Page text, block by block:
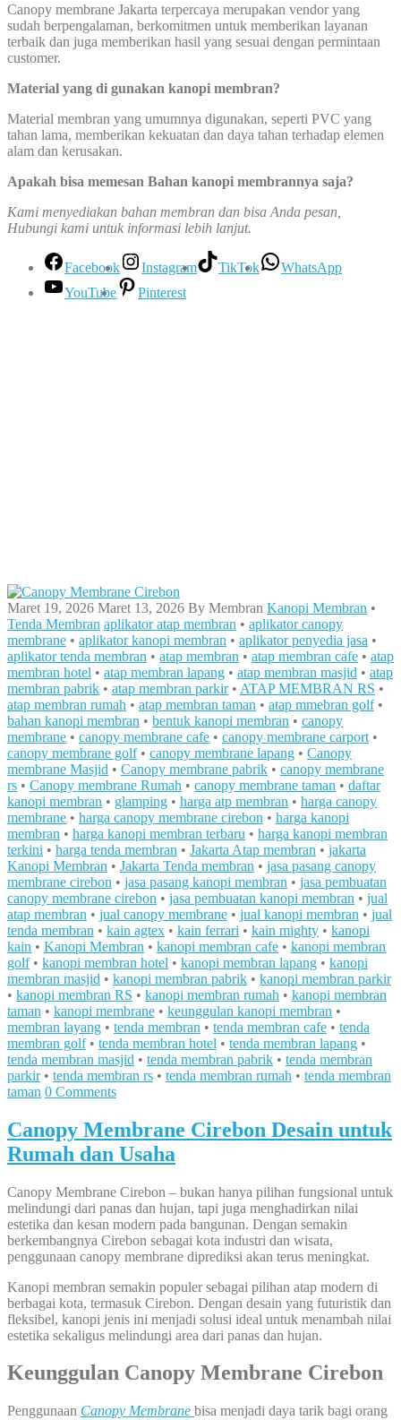
Canopy membrane Jakarta terpercaya merupakan vendor yang
sudah berpengalaman, berkomitmen untuk memberikan layanan
terbaik dan juga memberikan hasil yang sesuai dengan permintaan
customer.
Material yang di gunakan kanopi membran?
Material membran yang umumnya digunakan, seperti PVC yang
tahan lama, memberikan kekuatan dan daya tahan terhadap elemen
alam dan kerusakan.
Apakah bisa memesan Bahan kanopi membrannya saja?
Kami menyediakan bahan membran dan bisa Anda pesan,
Hubungi kami untuk informasi lebih lanjut.
Facebook Instagram TikTok
WhatsApp
YouTube
Pinterest
Maret 19, 2026 Maret 13, 2026 By Membran Kanopi Membran •
Tenda Membran aplikator atap membran • aplikator canopy
membrane • aplikator kanopi membran • aplikator penyedia jasa •
aplikator tenda membran • atap membran • atap membran cafe • atap
membran hotel • atap membran lapang • atap membran masjid • atap
membran pabrik • atap membran parkir• ATAP MEMBRAN RS •
atap membran rumah • atap membran taman • atap mmebran golf•
bahan kanopi membran • bentuk kanopi membran • canopy
membrane • canopy membrane cafe • canopy membrane carport •
canopy membrane golf• canopy membrane lapang • Canopy
membrane Masjid • Canopy membrane pabrik • canopy membrane
rs • Canopy membrane Rumah • canopy membrane taman • daftar
kanopi membran • glamping • harga atp membran • harga canopy
membrane • harga canopy membrane cirebon • harga kanopi
membran • harga kanopi membran terbaru • harga kanopi membran
terkini • harga tenda membran • Jakarta Atap membran • jakarta
Kanopi Membran • Jakarta Tenda membran • jasa pasang canopy
membrane cirebon • jasa pasang kanopi membran • jasa pembuatan
canopy membrane cirebon • jasa pembuatan kanopi membran • jual
atap membran • jual canopy membrane • jual kanopi membran • jual
tenda membran • kain agtex • kain ferrari • kain mighty • kanopi
kain • Kanopi Membran • kanopi membran cafe • kanopi membran
golf• kanopi membran hotel • kanopi membran lapang • kanopi
membran masjid • kanopi membran pabrik • kanopi membran parkir
• kanopi membran RS • kanopi membran rumah • kanopi membran
taman • kanopi membrane • keunggulan kanopi membran •
membran layang • tenda membran • tenda membran cafe • tenda
membran golf• tenda membran hotel • tenda membran lapang •
tenda membran masjid • tenda membran pabrik • tenda membran
parkir• tenda membran rs • tenda membran rumah • tenda membran
taman 0 Comments
Canopy Membrane Cirebon Desain untuk
Rumah dan Usaha
Canopy Membrane Cirebon – bukan hanya pilihan fungsional untuk
melindungi dari panas dan hujan, tapi juga menghadirkan nilai
estetika dan kesan modern pada bangunan. Dengan semakin
berkembangnya Cirebon sebagai kota industri dan wisata,
penggunaan canopy membrane diprediksi akan terus meningkat.
Kanopi membran semakin populer sebagai pilihan atap modern di
berbagai kota, termasuk Cirebon. Dengan desain yang futuristik dan
fleksibel, kanopi jenis ini menjadi solusi ideal untuk menambah nilai
estetika sekaligus melindungi area dari panas dan hujan.
Keunggulan Canopy Membrane Cirebon
Penggunaan Canopy Membrane bisa menjadi daya tarik bagi orang